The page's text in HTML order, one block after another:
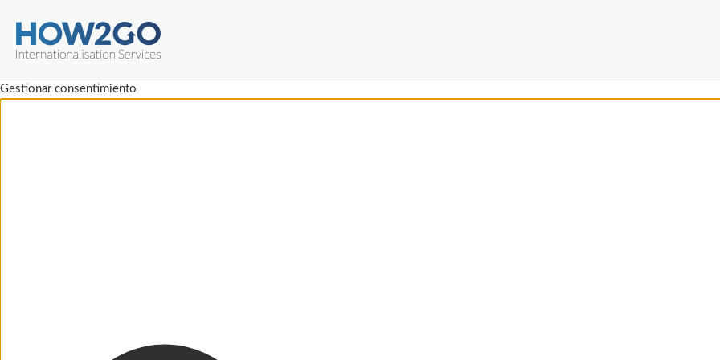
Gestionar consentimiento